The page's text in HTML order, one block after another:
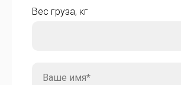
Вес груза, кг